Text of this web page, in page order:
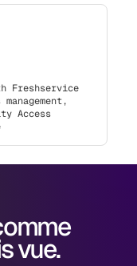
Freshservice
Access
vue.